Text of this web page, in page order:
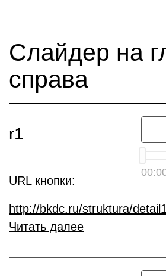
Слайдер на
справа
r1
URL кнопки:
http://bkdc.ru/struktura/
Читать далее